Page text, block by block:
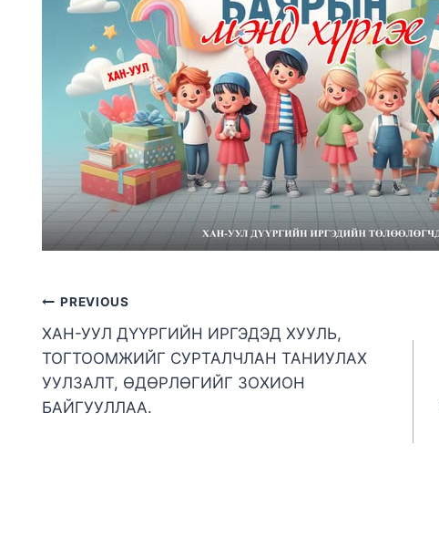
PREVIOUS
ХАН-УУЛ ДҮҮРГИЙН ИРГЭДЭД ХУУЛЬ,
ТОГТООМЖИЙГ СУРТАЛЧЛАН ТАНИУЛАХ
УУЛЗАЛТ, ӨДӨРЛӨГИЙГ ЗОХИОН
БАЙГУУЛЛАА.